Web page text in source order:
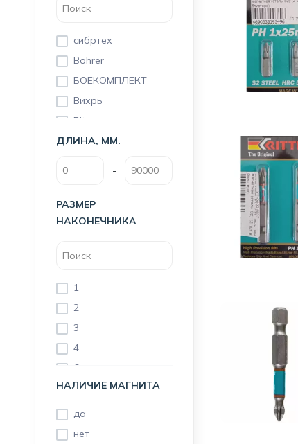
сибртех
Bohrer
БОЕКОМПЛЕКТ
Вихрь
Ritter
Nox
ДЛИНА, ММ.
-
РАЗМЕР
НАКОНЕЧНИКА
1
2
3
4
6
8
НАЛИЧИЕ МАГНИТА
да
нет